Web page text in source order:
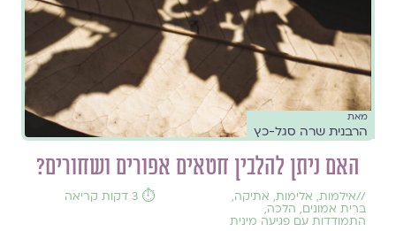
מאת
הרבנית שרה סגל-כץ
האם ניתן להלבין חטאים אפורים ושחורים?
//אילמות, אלימות, אתיקה,
ברית אמונים, הלכה,
התמודדות עם פגיעה מינית
⏱️ 3 דקות קריאה